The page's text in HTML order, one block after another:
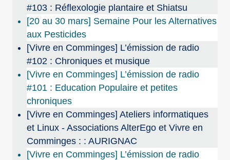
#103 : Réflexologie plantaire et Shiatsu
[20 au 30 mars] Semaine Pour les Alternatives
aux Pesticides
[Vivre en Comminges] L’émission de radio
#102 : Chroniques et musique
[Vivre en Comminges] L’émission de radio
#101 : Education Populaire et petites
chroniques
[Vivre en Comminges] Ateliers informatiques
et Linux - Associations AlterEgo et Vivre en
Comminges : : AURIGNAC
[Vivre en Comminges] L’émission de radio